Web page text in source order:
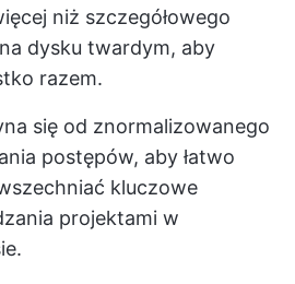
niż szczegółowego
dysku twardym, aby
razem.
się od znormalizowanego
postępów, aby łatwo
kluczowe
projektami w